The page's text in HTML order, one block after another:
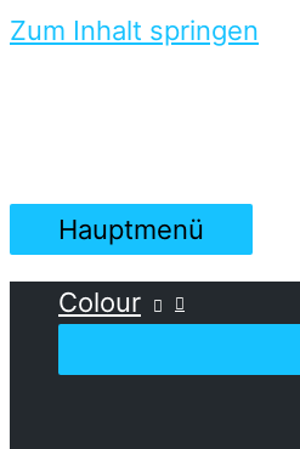
Zum Inhalt springen
Hauptmenü
Colour